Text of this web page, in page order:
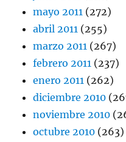
mayo 2011 (272)
abril 2011 (255)
marzo 2011 (267)
febrero 2011 (237)
enero 2011 (262)
diciembre 2010
noviembre 2010
octubre 2010 (263)